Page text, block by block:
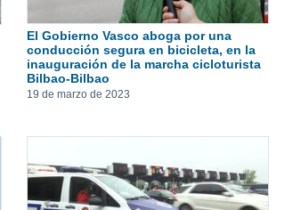
El Gobierno Vasco aboga por una
conducción segura en bicicleta, en la
inauguración de la marcha cicloturista
Bilbao-Bilbao
19 de marzo de 2023